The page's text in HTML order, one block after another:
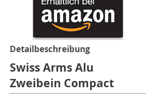
Detailbeschreibung
Swiss Arms Alu
Zweibein Compact